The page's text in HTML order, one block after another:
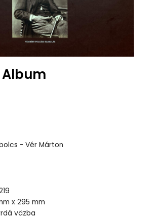
- Vér Márton
x 295 mm
väzba